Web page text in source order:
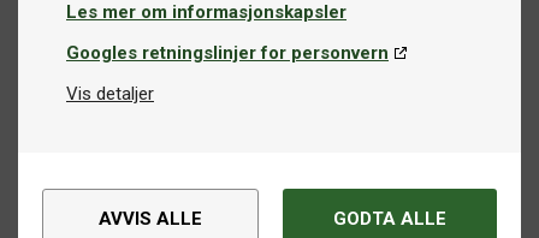
Les mer om informasjonskapsler
Googles retningslinjer for personvern
Vis detaljer
AVVIS ALLE GODTA ALLE